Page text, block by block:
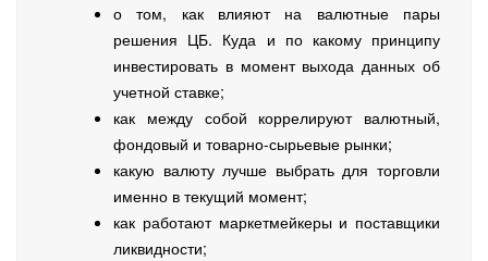
о том, как влияют на валютные пары
решения ЦБ. Куда и по какому принципу
инвестировать в момент выхода данных об
учетной ставке;
как между собой коррелируют валютный,
фондовый и товарно-сырьевые рынки;
какую валюту лучше выбрать для торговли
именно в текущий момент;
как работают маркетмейкеры и поставщики
ликвидности;